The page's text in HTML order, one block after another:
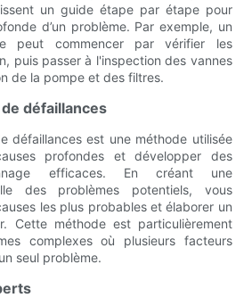
un guide étape par étape pour
d’un problème. Par exemple, un
peut commencer par vérifier les
puis passer à l'inspection des vannes
de la pompe et des filtres.
défaillances
défaillances est une méthode utilisée
profondes et développer des
efficaces. En créant une
des problèmes potentiels, vous
les plus probables et élaborer un
Cette méthode est particulièrement
complexes où plusieurs facteurs
seul problème.